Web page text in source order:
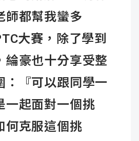
師都幫我蠻多
大賽，除了學到
綸豪也十分享受整
：『可以跟同學一
一起面對一個挑
何克服這個挑